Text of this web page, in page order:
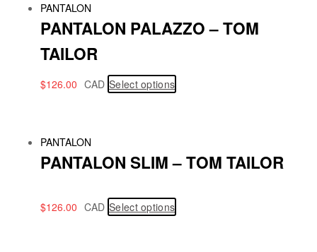
PANTALON
PANTALON PALAZZO – TOM
TAILOR
$126.00 CAD Select options
PANTALON
PANTALON SLIM – TOM TAILOR
$126.00 CAD Select options